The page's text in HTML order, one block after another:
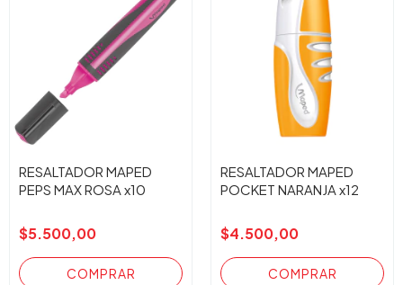
RESALTADOR MAPED
PEPS MAX ROSA x10
$5.500,00
RESALTADOR MAPED
POCKET NARANJA x12
$4.500,00